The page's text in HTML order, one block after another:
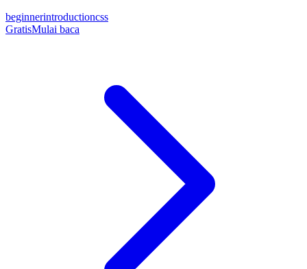
beginnerintroductioncss
GratisMulai baca